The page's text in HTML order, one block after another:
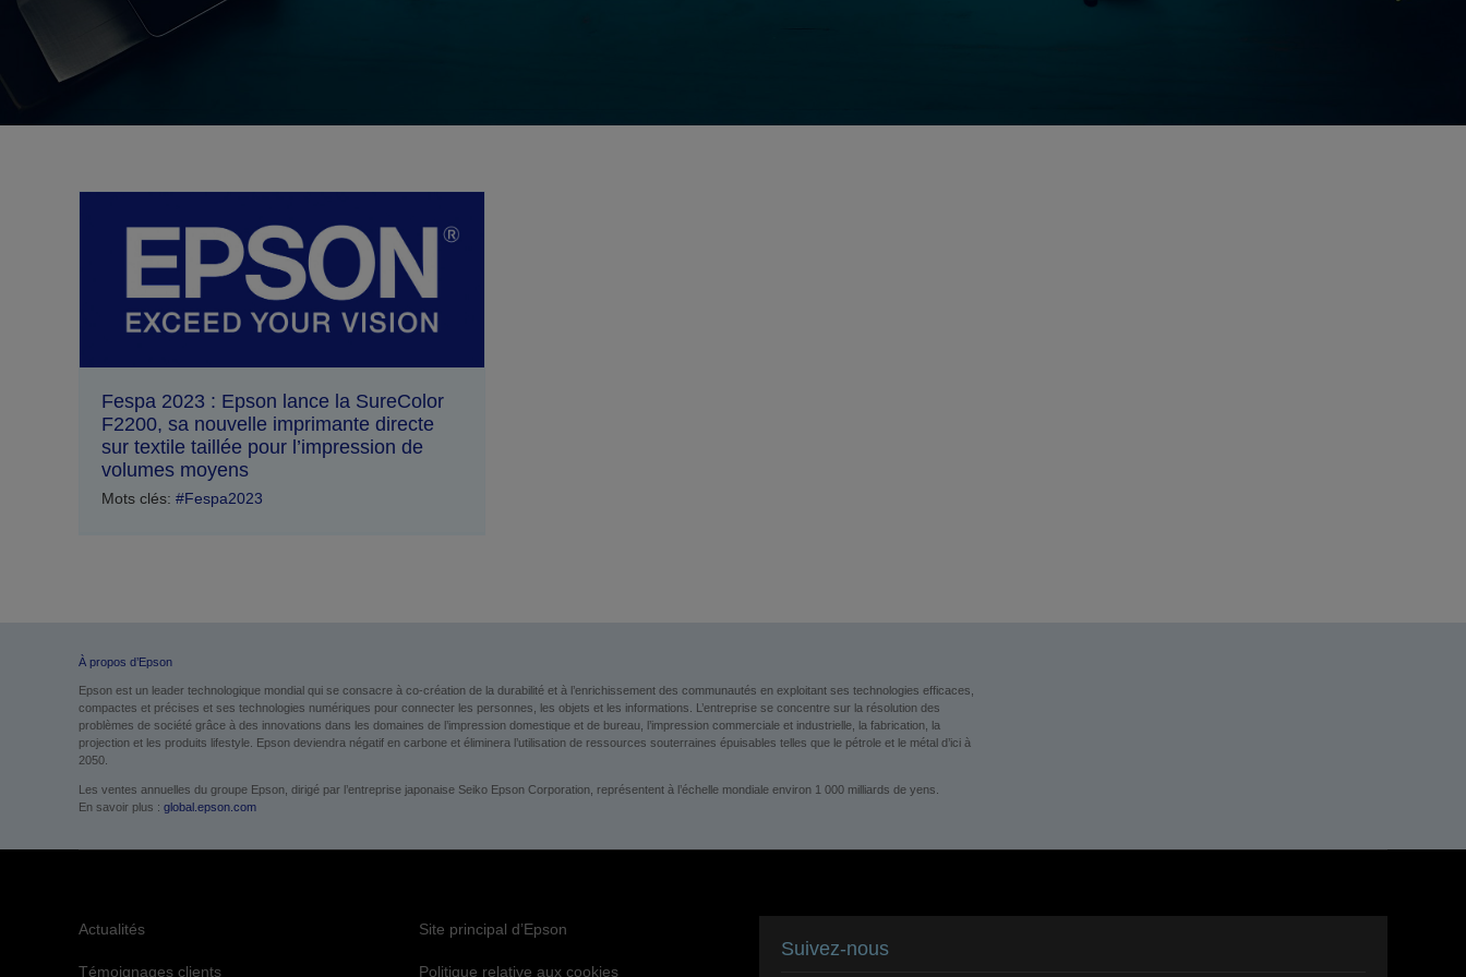
Fespa 2023 : Epson lance la SureColor
F2200, sa nouvelle imprimante directe
sur textile taillée pour l’impression de
volumes moyens
Mots clés: #Fespa2023
À propos d’Epson
Epson est un leader technologique mondial qui se consacre à co-création de la durabilité et à l’enrichissement des communautés en exploitant ses technologies efficaces,
compactes et précises et ses technologies numériques pour connecter les personnes, les objets et les informations. L’entreprise se concentre sur la résolution des
problèmes de société grâce à des innovations dans les domaines de l’impression domestique et de bureau, l’impression commerciale et industrielle, la fabrication, la
projection et les produits lifestyle. Epson deviendra négatif en carbone et éliminera l’utilisation de ressources souterraines épuisables telles que le pétrole et le métal d’ici à
2050.
Les ventes annuelles du groupe Epson, dirigé par l’entreprise japonaise Seiko Epson Corporation, représentent à l’échelle mondiale environ 1 000 milliards de yens.
En savoir plus : global.epson.com
Actualités
Témoignages clients
Site principal d’Epson
Politique relative aux cookies
Suivez-nous